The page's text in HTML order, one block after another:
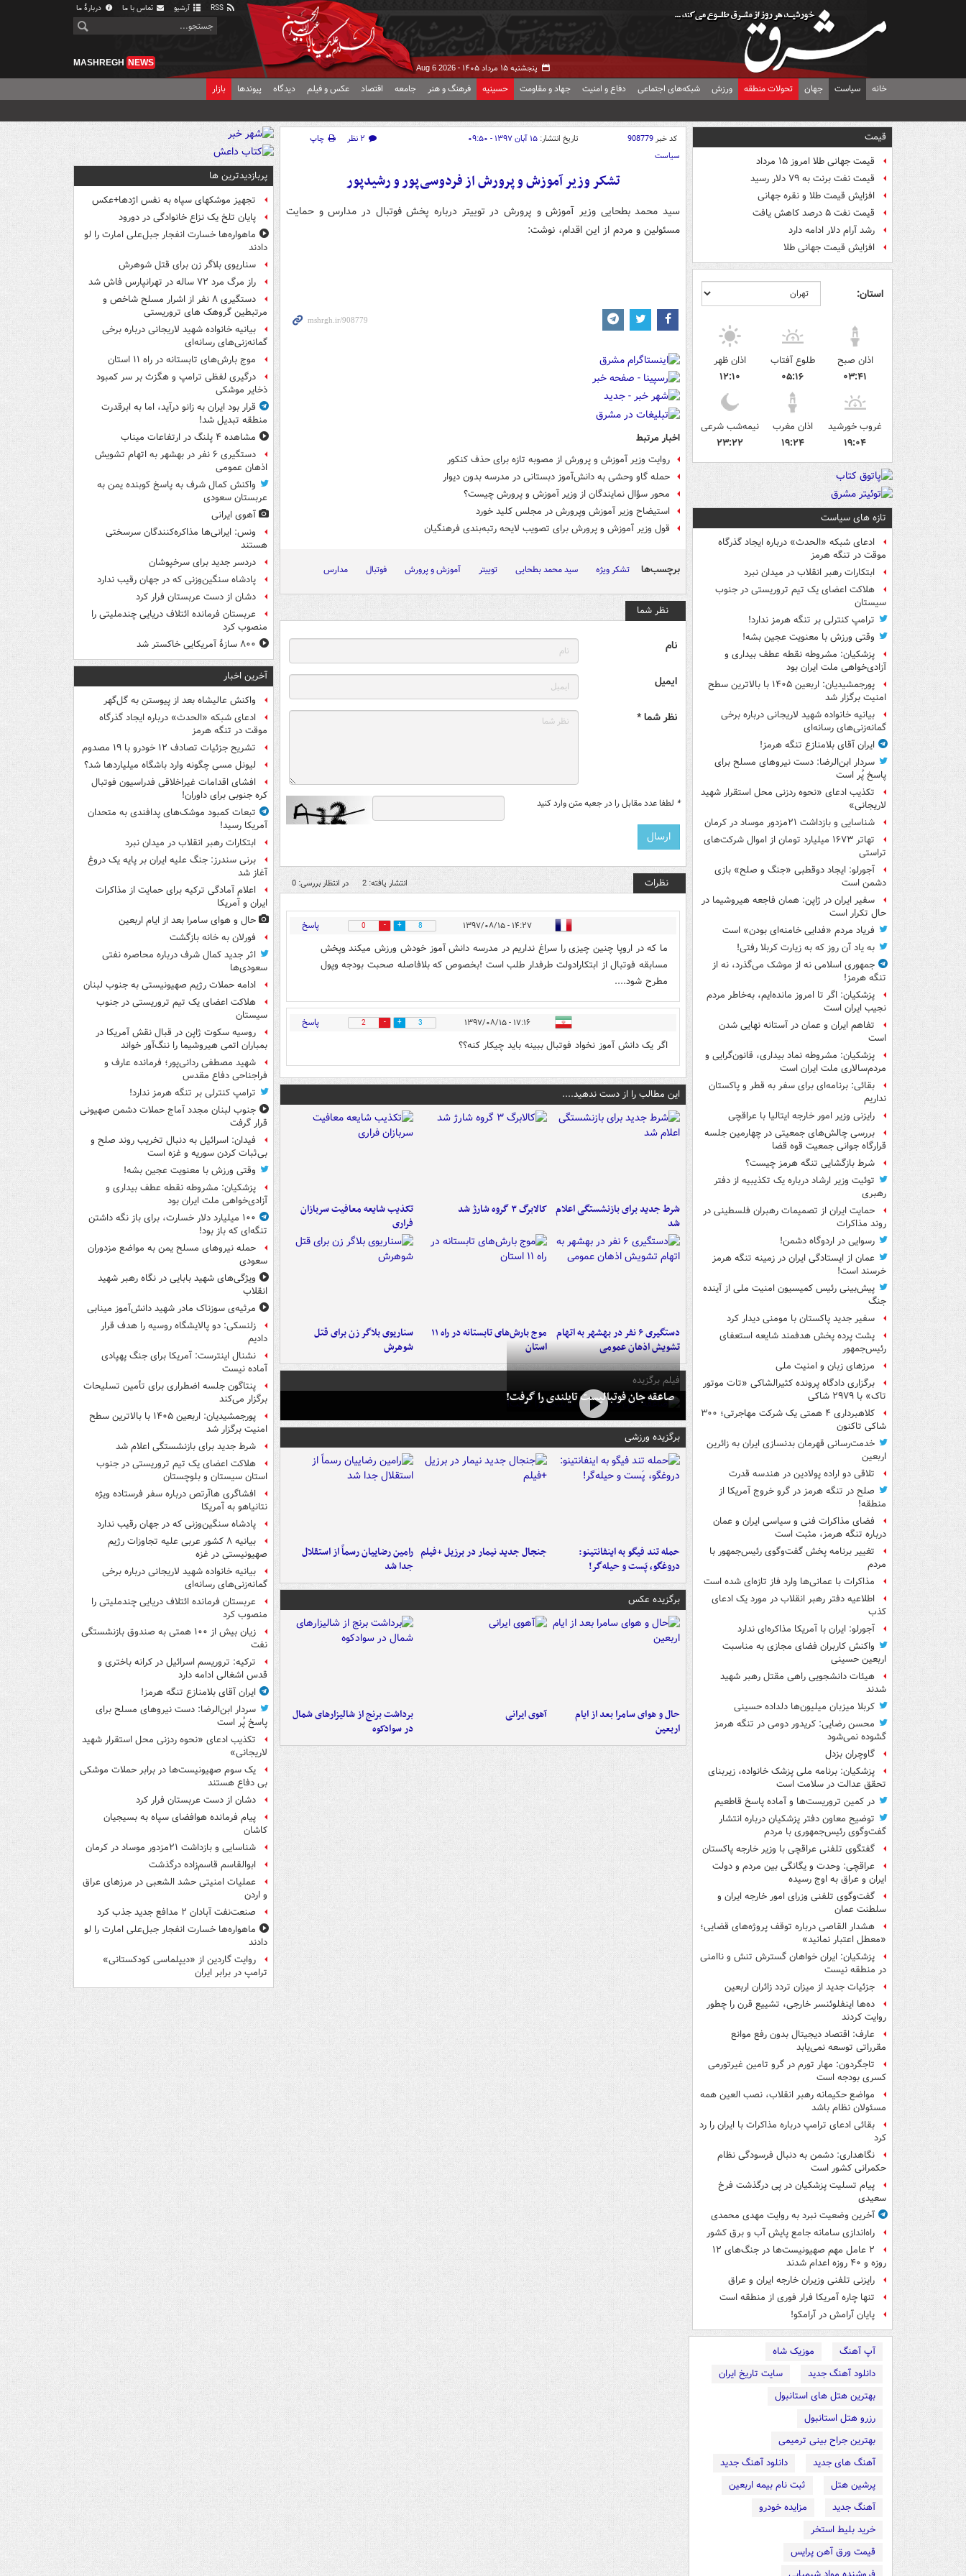
آرشیو تماس با ما دربارهٔ ما
پنجشنبه ۱۵ مرداد ۱۴۰۵ - Aug 6 2026
MASHREGH NEWS
خانه سیاست جهان تحولات منطقه ورزش شبکه‌های اجتماعی دفاع و امنیت جهاد و مقاومت حسینیه فرهنگ و هنر جامعه اقتصاد عکس و فیلم دیدگاه پیوندها بازار
قیمت
قیمت جهانی طلا امروز ۱۵ مرداد
قیمت نفت برنت به ۷۹ دلار رسید
افزایش قیمت طلا و نقره جهانی
قیمت نفت ۵ درصد کاهش یافت
رشد آرام دلار ادامه دارد
افزایش قیمت جهانی طلا
استان:
اذان صبح
۰۳:۴۱
طلوع آفتاب
۰۵:۱۶
اذان ظهر
۱۲:۱۰
غروب خورشید
۱۹:۰۴
اذان مغرب
۱۹:۲۴
نیمه‌شب شرعی
۲۳:۲۲
تازه های سیاست
ادعای شبکه «الحدث» درباره ایجاد گذرگاه
موقت در تنگه هرمز
ابتکارات رهبر انقلاب در میدان نبرد
هلاکت اعضای یک تیم تروریستی در جنوب
سیستان
ترامپ کنترلی بر تنگه هرمز ندارد!
وقتی ورزش با معنویت عجین بشه!
پزشکیان: مشروطه نقطه عطف بیداری و
آزادی‌خواهی ملت ایران بود
پورجمشیدیان: اربعین ۱۴۰۵ با بالاترین سطح
امنیت برگزار شد
بیانیه خانواده شهید لاریجانی درباره برخی
گمانه‌زنی‌های رسانه‌ای
ایران آقای بلامنازع تنگه هرمز!
سردار ابن‌الرضا: دست نیروهای مسلح برای
پاسخ پُر است
تکذیب ادعای «نحوه ردزنی محل استقرار شهید
لاریجانی»
شناسایی و بازداشت ۲۱مزدور موساد در کرمان
تهاتر ۱۶۷۳ میلیارد تومان از اموال شرکت‌های
تراستی
آجورلو: ایجاد دوقطبی «جنگ و صلح‌» بازی
دشمن است
سفیر ایران در ژاپن: همان فاجعه هیروشیما در
حال تکرار است
فریاد مردم «فدایی خامنه‌ای بودن» است
به یاد آن روز که به زیارت کربلا رفتی!
جمهوری اسلامی نه از موشک می‌گذرد، نه از
تنگه هرمز!
پزشکیان: اگر تا امروز مانده‌ایم، به‌خاطر مردم
نجیب ایران است
تفاهم ایران و عمان در آستانه نهایی شدن
است
پزشکیان: مشروطه نماد بیداری، قانون‌گرایی و
مردم‌سالاری ملت ایران است
بقائی: برنامه‌ای برای سفر به قطر و پاکستان
نداریم
رایزنی وزیر امور خارجه ایتالیا با عراقچی
بررسی چالش‌های جمعیتی در چهارمین جلسه
قرارگاه جوانی جمعیت قوه قضا
شرط بازگشایی تنگه هرمز چیست؟
توئیت وزیر ارشاد درباره یک تکذیبیه از دفتر
رهبری
حمایت ایران از تصمیمات رهبران فلسطینی در
روند مذاکرات
رسوایی در اردوگاه دشمن!
عمان از ایستادگی ایران در زمینه تنگه هرمز
خرسند است!
پیش‌بینی رئیس کمیسیون امنیت ملی از آینده
جنگ
سفیر جدید پاکستان با مومنی دیدار کرد
پشت پرده پخش هدفمند شایعه استعفای
رئیس‌جمهور
مرزهای زبان و امنیت ملی
برگزاری دادگاه پرونده کثیرالشاکی «تات موتور
تاک» با ۲۹۷۹ شاکی
کلاهبرداری ۴ همتی یک شرکت مهاجرتی؛ ۳۰۰
شاکی تاکنون
خدمت‌رسانی قهرمان بدنسازی ایران به زائرین
اربعین
تلاقی دو اراده پولادین در هندسه قدرت
صلح در تنگه هرمز در گرو خروج آمریکا از
منطقه!
فضای مذاکرات فنی و سیاسی ایران و عمان
درباره تنگه هرمز، مثبت است
تغییر برنامه پخش گفت‌وگوی رئیس‌جمهور با
مردم
مذاکرات با عمانی‌ها وارد فاز تازه‌ای شده است
اطلاعیه دفتر رهبر انقلاب در مورد یک ادعای
کذب
آجورلو: ایران با آمریکا مذاکره‌ای ندارد
واکنش کاربران فضای مجازی به مناسبت
اربعین حسینی
هیئات دانشجویی راهی مقتل رهبر شهید
شدند
کربلا میزبان میلیون‌ها دلداده حسینی
محسن رضایی: کریدور دومی در تنگه هرمز
گشوده نمی‌شود
گاوچران بزدل
پزشکیان: برنامه ملی پزشک خانواده، زیربنای
تحقق عدالت در سلامت است
در کمین تروریست‌ها و آماده پاسخ قاطعیم
توضیح معاون دفتر پزشکیان درباره انتشار
گفت‌وگوی رئیس‌جمهوری با مردم
گفتگوی تلفنی عراقچی با وزیر خارجه پاکستان
عراقچی: وحدت و یگانگی بین مردم و دولت
ایران و عراق به اوج رسیده
گفت‌وگوی تلفنی وزرای امور خارجه ایران و
سلطنت عمان
هشدار القاصی درباره توقف پروژه‌های قضایی؛
«معطل اعتبار نمانید»
پزشکیان: ایران خواهان گسترش تنش و ناامنی
در منطقه نیست
جزئیات جدید از میزان تردد زائران اربعین
ده‌ها اینفلوئنسر خارجی، تشییع قرن را چطور
روایت کردند
عارف: اقتصاد دیجیتال بدون رفع موانع
مقرراتی توسعه نمی‌یابد
تاجگردون: مهار تورم در گرو تامین غیرتورمی
کسری بودجه است
مواضع حکیمانه رهبر انقلاب، نصب العین همه
مسئولان نظام باشد
بقائی ادعای ترامپ درباره مذاکرات با ایران را رد
کرد
نگاهداری: دشمن به دنبال فرسودگی نظام
حکمرانی کشور است
پیام تسلیت پزشکیان در پی درگذشت فرخ
سعیدی
آخرین وضعیت نبرد به روایت مهدی محمدی
راه‌اندازی سامانه جامع پایش آب و برق کشور
۲ عامل مهم صهیونیست‌ها در جنگ‌های ۱۲
روزه و ۴۰ روزه اعدام شدند
رایزنی تلفنی وزیران خارجه ایران و عراق
تنها چاره آمریکا فرار فوری از منطقه است
پایان آرامش در آرامکو!
آپ آهنگ
موزیک شاه
دانلود آهنگ جدید
سایت تاریخ ایران
بهترین هتل های استانبول
رزرو هتل استانبول
بهترین جراح بینی ترمیمی
آهنگ های جدید
دانلود آهنگ جدید
پرشین هتل
ثبت نام بیمه اربعین
آهنگ جدید
مزایده خودرو
خرید بلیط استخر
قیمت ورق آهن پرایس
کد خبر908779 تاریخ انتشار: ۱۵ آبان ۱۳۹۷ - ۰۹:۵۰ ۲ نظر
چاپ
سیاست
تشکر وزیر آموزش و پرورش از فردوسی‌پور و رشیدپور
سید محمد بطحایی وزیر آموزش و پرورش در توییتر درباره پخش فوتبال در مدارس و حمایت
مسئولین و مردم از این اقدام، نوشت:
اخبار مرتبط
روایت وزیر آموزش و پرورش از مصوبه تازه برای حذف کنکور
حمله گاو وحشی به دانش‌آموز دبستانی در مدرسه بدون دیوار
محور سؤال نمایندگان از وزیر آموزش و پرورش چیست؟
استیضاح وزیر آموزش وپرورش در مجلس کلید خورد
قول وزیر آموزش و پرورش برای تصویب لایحه رتبه‌بندی فرهنگیان
برچسب‌ها تشکر ویژه سید محمد بطحایی توییتر آموزش و پرورش فوتبال مدارس
نظر شما
نام
ایمیل
نظر شما *
* لطفا عدد مقابل را در جعبه متن وارد کنید
نظرات انتشار یافته: 2 در انتظار بررسی: 0
۱۴:۲۷ - ۱۳۹۷/۰۸/۱۵ 8
0 پاسخ
ما که در اروپا چنین چیزی را سراغ نداریم در مدرسه دانش آموز خودش ورزش میکند وپخش
مسابقه فوتبال از ابتکارادولت طرفدار طلب است !بخصوص که بلافاصله صحبت بودجه وپول
مطرح شود....
۱۷:۱۶ - ۱۳۹۷/۰۸/۱۵ 3
2 پاسخ
اگر یک دانش آموز نخواد فوتبال ببینه باید چیکار کنه؟؟
این مطالب را از دست ندهید....
شرط جدید برای بازنشستگی اعلام
شد
کالابرگ ۳ گروه شارژ شد
تکذیب شایعه معافیت سربازان
فراری
دستگیری ۶ نفر در بهشهر به اتهام
تشویش اذهان عمومی
موج بارش‌های تابستانه در راه ۱۱
استان
سناریوی بلاگر زن برای قتل
شوهرش
فیلم برگزیده
صاعقه جان فوتبالیست تایلندی را گرفت!
برگزیده ورزشی
حمله تند فیگو به اینفانتینو:
دروغگو، پَست‌ و حیله‌گر!
جنجال جدید نیمار در برزیل +فیلم رامین رضاییان رسماً از استقلال
جدا شد
برگزیده عکس
حال و هوای سامرا بعد از ایام
اربعین
آهوی ایرانی
برداشت برنج از شالیزارهای شمال
در سوادکوه
پربازدیدترین ها
تجهیز موشکهای سپاه به نفس اژدها+عکس
پایان تلخ یک نزاع خانوادگی در دورود
ماهواره‌ها خسارت انفجار جبل‌علی امارت را لو
دادند
سناریوی بلاگر زن برای قتل شوهرش
راز مرگ مرد ۷۲ ساله در تهرانپارس فاش شد
دستگیری ۸ نفر از اشرار مسلح شاخص و
مرتبطین گروهک های تروریستی
بیانیه خانواده شهید لاریجانی درباره برخی
گمانه‌زنی‌های رسانه‌ای
موج بارش‌های تابستانه در راه ۱۱ استان
درگیری لفظی ترامپ و هگزث بر سر کمبود
ذخایر موشکی
قرار بود ایران به زانو درآید، اما به ابرقدرت
منطقه تبدیل شد!
مشاهده ۴ پلنگ در ارتفاعات میناب
دستگیری ۶ نفر در بهشهر به اتهام تشویش
اذهان عمومی
واکنش کمال شرف به پاسخ کوبنده یمن به
عربستان سعودی
آهوی ایرانی
ونس: ایرانی‌ها مذاکره‌کنندگان سرسختی
هستند
دردسر جدید برای سرخپوشان
پادشاه سنگین‌وزنی که در جهان رقیب ندارد
دشان از دست عربستان فرار کرد
عربستان فرمانده ائتلاف دریایی چندملیتی را
منصوب کرد
۸۰۰ سازۀ آمریکایی خاکستر شد
آخرین اخبار
واکنش عالیشاه بعد از پیوستن به گل‌گهر
ادعای شبکه «الحدث» درباره ایجاد گذرگاه
موقت در تنگه هرمز
تشریح جزئیات تصادف ۱۲ خودرو با ۱۹ مصدوم
لیونل مسی چگونه وارد باشگاه میلیاردها شد؟
افشای اقدامات غیراخلاقی فدراسیون فوتبال
کره جنوبی برای داوران!
تبعات کمبود موشک‌های پدافندی به متحدان
آمریکا رسید!
ابتکارات رهبر انقلاب در میدان نبرد
برنی سندرز: جنگ علیه ایران بر پایه یک دروغ
آغاز شد
اعلام آمادگی ترکیه برای حمایت از مذاکرات
ایران و آمریکا
حال و هوای سامرا بعد از ایام اربعین
فورلان به خانه بازگشت
اثر جدید کمال شرف درباره محاصره نفتی
سعودی‌ها
ادامه حملات رژیم صهیونیستی به جنوب لبنان
هلاکت اعضای یک تیم تروریستی در جنوب
سیستان
روسیه سکوت ژاپن در قبال نقش آمریکا در
بمباران اتمی هیروشیما را ننگ‌آور خواند
شهید مصطفی ردانی‌پور؛ فرمانده عارف و
فراجناحی دفاع مقدس
ترامپ کنترلی بر تنگه هرمز ندارد!
جنوب لبنان مجدد آماج حملات دشمن صهیونی
قرار گرفت
فیدان: اسرائیل به دنبال تخریب روند صلح و
بی‌ثبات کردن سوریه و غزه است
وقتی ورزش با معنویت عجین بشه!
پزشکیان: مشروطه نقطه عطف بیداری و
آزادی‌خواهی ملت ایران بود
۱۰۰ میلیارد دلار خسارت، برای باز نگه داشتن
تنگه‌ای که باز بود!
حمله نیروهای مسلح یمن به مواضع مزدوران
سعودی
ویژگی‌های شهید بابایی در نگاه رهبر شهید
انقلاب
مرثیه‌ی سوزناک مادر شهید دانش‌آموز مینابی
زلنسکی: دو پالایشگاه روسیه را هدف قرار
دادیم
نشنال اینترست: آمریکا برای جنگ پهپادی
آماده نیست
پنتاگون جلسه اضطراری برای تأمین تسلیحات
برگزار می‌کند
پورجمشیدیان: اربعین ۱۴۰۵ با بالاترین سطح
امنیت برگزار شد
شرط جدید برای بازنشستگی اعلام شد
هلاکت اعضای یک تیم تروریستی در جنوب
استان سیستان و بلوچستان
افشاگری هاآرتص درباره سفر فرستاده ویژه
نتانیاهو به آمریکا
پادشاه سنگین‌وزنی که در جهان رقیب ندارد
بیانیه ۸ کشور عربی علیه تجاوزات رژیم
صهیونیستی در غزه
بیانیه خانواده شهید لاریجانی درباره برخی
گمانه‌زنی‌های رسانه‌ای
عربستان فرمانده ائتلاف دریایی چندملیتی را
منصوب کرد
زیان بیش از ۱۰۰ همتی به صندوق‌ بازنشستگی
نفت
ترکیه: تروریسم اسرائیل در کرانه باختری و
قدس اشغالی ادامه دارد
ایران آقای بلامنازع تنگه هرمز!
سردار ابن‌الرضا: دست نیروهای مسلح برای
پاسخ پُر است
تکذیب ادعای «نحوه ردزنی محل استقرار شهید
لاریجانی»
یک‌ سوم صهیونیست‌ها در برابر حملات موشکی
بی دفاع هستند
دشان از دست عربستان فرار کرد
پیام فرمانده هوافضای سپاه به بسیجیان
کاشان
شناسایی و بازداشت ۲۱مزدور موساد در کرمان
ابوالقاسم قاسم‌زاده درگذشت
عملیات امنیتی حشد الشعبی در مرزهای عراق
و اردن
صنعت‌نفت آبادان ۲ مدافع جدید جذب کرد
ماهواره‌ها خسارت انفجار جبل‌علی امارت را لو
دادند
روایت گاردین از «دیپلماسی کودکستانی»
ترامپ در برابر ایران